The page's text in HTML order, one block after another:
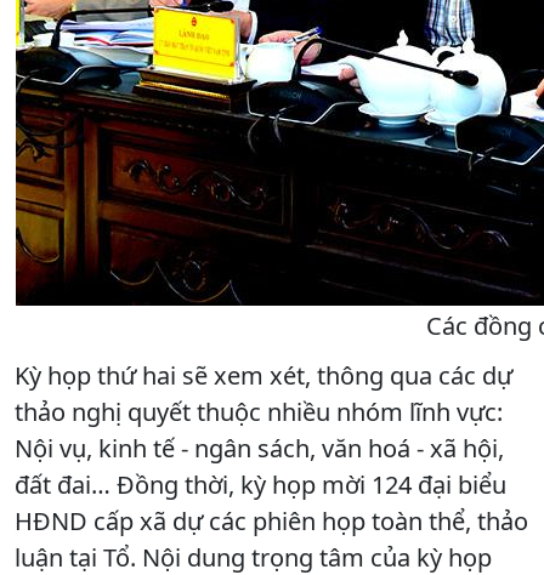
Các
Kỳ họp thứ hai sẽ xem xét, thông qua các dự
thảo nghị quyết thuộc nhiều nhóm lĩnh vực:
Nội vụ, kinh tế - ngân sách, văn hoá - xã hội,
đất đai… Đồng thời, kỳ họp mời 124 đại biểu
HĐND cấp xã dự các phiên họp toàn thể, thảo
luận tại Tổ. Nội dung trọng tâm của kỳ họp